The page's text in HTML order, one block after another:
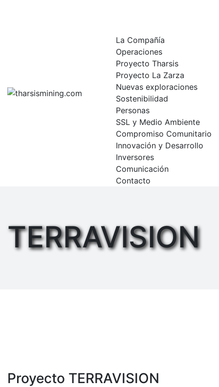
La Compañía
Operaciones
Proyecto Tharsis
Proyecto La Zarza
Nuevas exploraciones
Sostenibilidad
Personas
SSL y Medio Ambiente
Compromiso Comunitario
Innovación y Desarrollo
Inversores
Comunicación
Contacto
TERRAVISION
Proyecto TERRAVISION